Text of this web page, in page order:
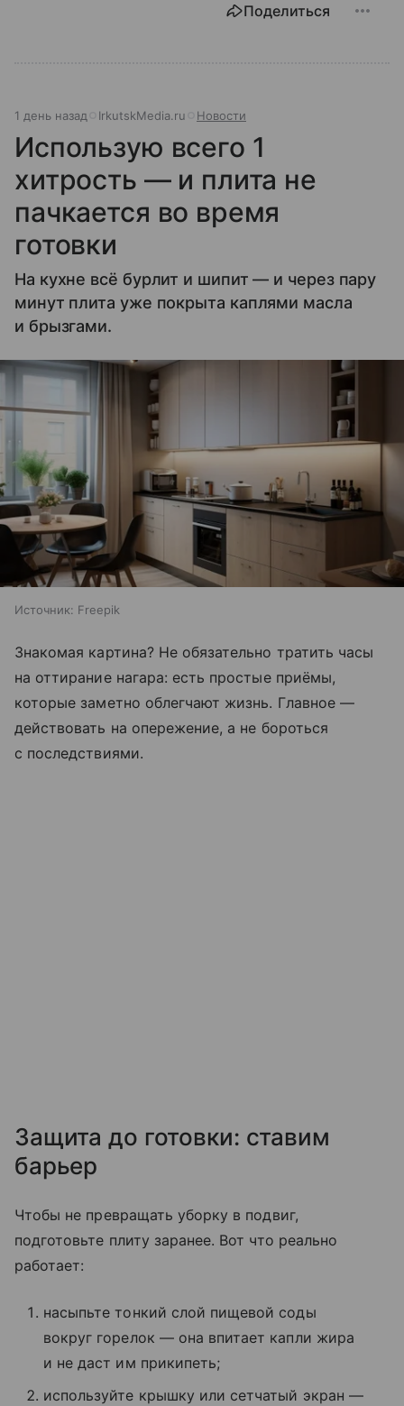
Поделиться
1 день назад IrkutskMedia.ru Новости
Использую всего 1
хитрость — и плита не
пачкается во время
готовки
На кухне всё бурлит и шипит — и через пару
минут плита уже покрыта каплями масла
и брызгами.
Источник: Freepik
Знакомая картина? Не обязательно тратить часы
на оттирание нагара: есть простые приёмы,
которые заметно облегчают жизнь. Главное —
действовать на опережение, а не бороться
с последствиями.
Защита до готовки: ставим
барьер
Чтобы не превращать уборку в подвиг,
подготовьте плиту заранее. Вот что реально
работает:
насыпьте тонкий слой пищевой соды
вокруг горелок — она впитает капли жира
и не даст им прикипеть;
используйте крышку или сетчатый экран —